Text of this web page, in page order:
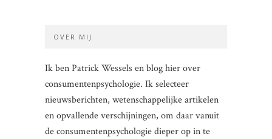
OVER MIJ
Ik ben Patrick Wessels en blog hier over
consumentenpsychologie. Ik selecteer
nieuwsberichten, wetenschappelijke artikelen
en opvallende verschijningen, om daar vanuit
de consumentenpsychologie dieper op in te